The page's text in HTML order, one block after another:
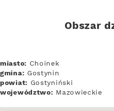
Obszar
miasto: Choinek
gmina: Gostynin
powiat: Gostyniński
województwo: Mazowieckie